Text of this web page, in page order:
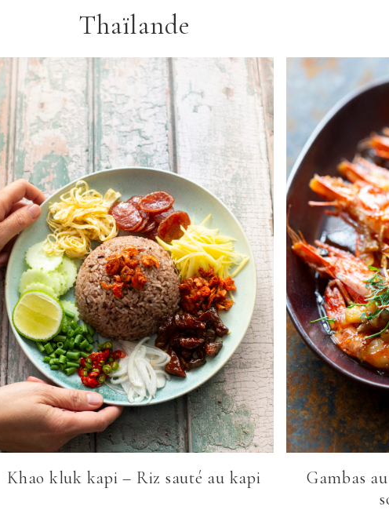
Thaïlande
Khao kluk kapi – Riz sauté au kapi
Gambas